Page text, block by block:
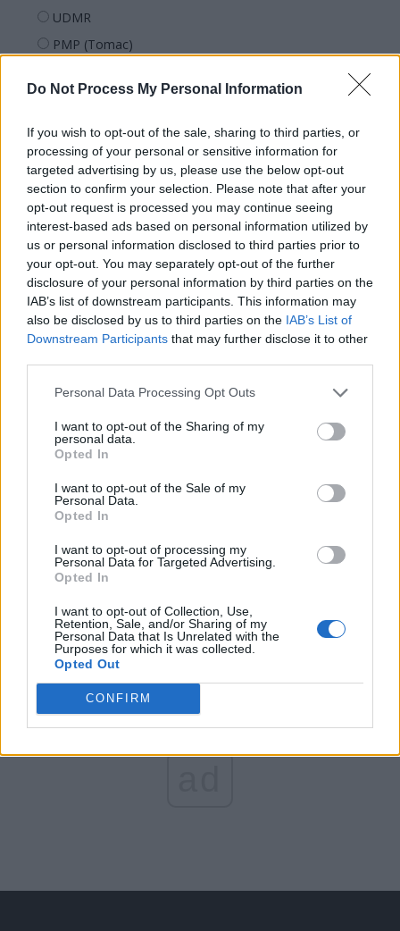
Do Not Process My Personal Information
If you wish to opt-out of the sale, sharing to third parties, or
processing of your personal or sensitive information for
targeted advertising by us, please use the below opt-out
section to confirm your selection. Please note that after your
opt-out request is processed you may continue seeing
interest-based ads based on personal information utilized by
us or personal information disclosed to third parties prior to
your opt-out. You may separately opt-out of the further
disclosure of your personal information by third parties on the
IAB’s list of downstream participants. This information may
also be disclosed by us to third parties on the IAB’s List of
Downstream Participants that may further disclose it to other
Personal Data Processing Opt Outs
I want to opt-out of the Sharing of my
personal data.
Opted In
I want to opt-out of the Sale of my
Personal Data.
Opted In
I want to opt-out of processing my
Personal Data for Targeted Advertising.
Opted In
I want to opt-out of Collection, Use,
Retention, Sale, and/or Sharing of my
Personal Data that Is Unrelated with the
Purposes for which it was collected.
Opted Out
CONFIRM
UDMR
PMP (Tomac)
PNȚMM
REPER
SENS
SOS (Șoșoacă)
POT (Gavrilă)
PACE (Peia)
Acțiunea Conservatoare (Târziu)
PDF (Lazarus)
PUSL (D. Voiculescu)
PNȚCD (Pavelescu)
PNCR (Terheș)
Partidul Patrioților (Surugiu)
FAR (Coarnă)
România pe Primul Loc (Ponta)
Arată rezultatele
Arhiva sondajelor